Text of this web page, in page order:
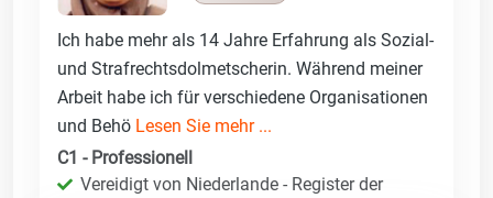
Ich habe mehr als 14 Jahre Erfahrung als Sozial-
und Strafrechtsdolmetscherin. Während meiner
Arbeit habe ich für verschiedene Organisationen
und Behö Lesen Sie mehr ...
C1 - Professionell
Vereidigt von Niederlande - Register der